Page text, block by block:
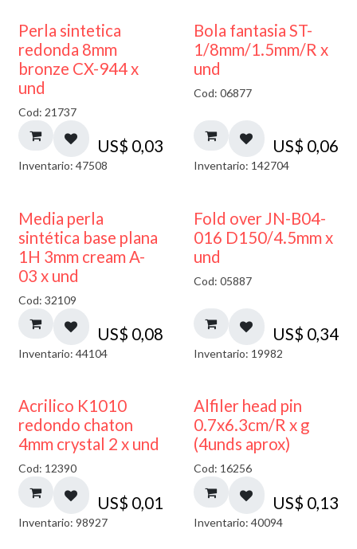
Perla sintetica
redonda 8mm
bronze CX-944 x
und
Cod: 21737
US$ 0,03
Inventario: 47508
Bola fantasia ST-
1/8mm/1.5mm/R x
und
Cod: 06877
US$ 0,06
Inventario: 142704
Media perla
sintética base plana
1H 3mm cream A-
03 x und
Cod: 32109
US$ 0,08
Inventario: 44104
Fold over JN-B04-
016 D150/4.5mm x
und
Cod: 05887
US$ 0,34
Inventario: 19982
50% DESCUENTO
Acrilico K1010
redondo chaton
4mm crystal 2 x und
Cod: 12390
US$ 0,01
Inventario: 98927
Alfiler head pin
0.7x6.3cm/R x g
(4unds aprox)
Cod: 16256
US$ 0,13
Inventario: 40094